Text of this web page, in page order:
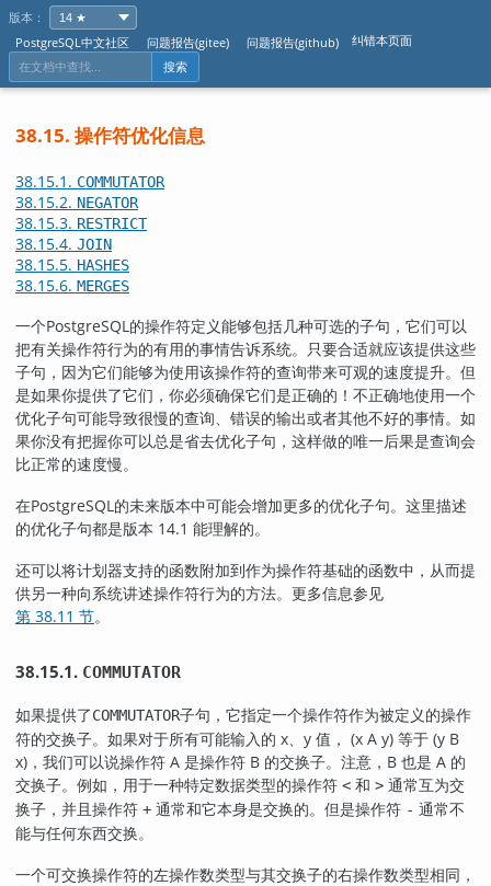
版本：
PostgreSQL中文社区
问题报告(gitee) 问题报告(github) 纠错本页面
搜索
38.15. 操作符优化信息
38.15.1. COMMUTATOR
38.15.2. NEGATOR
38.15.3. RESTRICT
38.15.4. JOIN
38.15.5. HASHES
38.15.6. MERGES
一个PostgreSQL的操作符定义能够包括几种可选的子句，它们可以
把有关操作符行为的有用的事情告诉系统。只要合适就应该提供这些
子句，因为它们能够为使用该操作符的查询带来可观的速度提升。但
是如果你提供了它们，你必须确保它们是正确的！不正确地使用一个
优化子句可能导致很慢的查询、错误的输出或者其他不好的事情。如
果你没有把握你可以总是省去优化子句，这样做的唯一后果是查询会
比正常的速度慢。
在PostgreSQL的未来版本中可能会增加更多的优化子句。这里描述
的优化子句都是版本 14.1 能理解的。
还可以将计划器支持的函数附加到作为操作符基础的函数中，从而提
供另一种向系统讲述操作符行为的方法。更多信息参见
第 38.11 节。
38.15.1. COMMUTATOR
如果提供了COMMUTATOR子句，它指定一个操作符作为被定义的操作
符的交换子。如果对于所有可能输入的 x、y 值， (x A y) 等于 (y B
x)，我们可以说操作符 A 是操作符 B 的交换子。注意，B 也是 A 的
交换子。例如，用于一种特定数据类型的操作符 < 和 > 通常互为交
换子，并且操作符 + 通常和它本身是交换的。但是操作符 - 通常不
能与任何东西交换。
一个可交换操作符的左操作数类型与其交换子的右操作数类型相同，